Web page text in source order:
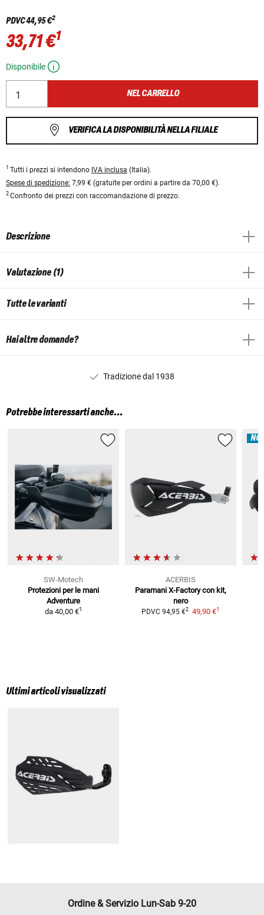
PDVC44,95 €2
33,71 €1
Disponibile
NEL CARRELLO
VERIFICA LA DISPONIBILITÀ NELLA FILIALE
1 Tutti i prezzi si intendono IVA inclusa (Italia).
Spese di spedizione: 7,99 € (gratuite per ordini a partire da 70,00 €).
2 Confronto dei prezzi con raccomandazione di prezzo.
Descrizione
Valutazione (1)
Tutte le varianti
Hai altre domande?
Tradizione dal 1938
Potrebbe interessarti anche...
SW-Motech
Protezioni per le mani
Adventure
da 40,00 €1
ACERBIS
Paramani X-Factory con kit,
nero
PDVC 94,95 €2 49,90 €1
Ultimi articoli visualizzati
Ordine & Servizio Lun-Sab 9-20